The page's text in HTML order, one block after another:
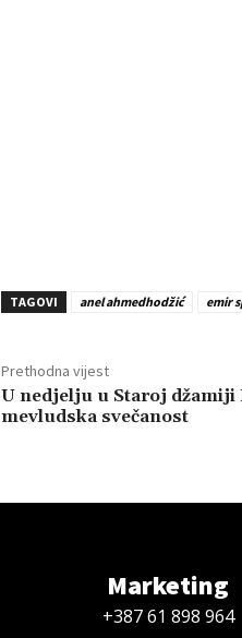
TAGOVI anel ahmedhodžić emir
Prethodna vijest
U nedjelju u Staroj džamiji
mevludska svečanost
Marketing
+387 61 898 964